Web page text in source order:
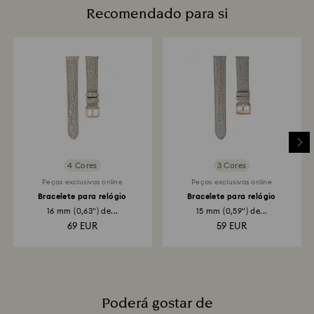
Qual é o tempo previsto para o processamento das
processamento da devolução. A transmissão do
reembolso dependerá das normas da instituição
financeira do cliente e a devolução do crédito
poderá demorar entre 3 e 7 dias úteis, através do
meio de pagamento utilizado para efetuar a
encomenda. O processo global de devolução e
Recomendado para si
4 Cores
Peças exclusivas online
Bracelete para relógio
16 mm (0,63") de...
69 EUR
3 Cores
Peças exclusivas online
Bracelete para relógio
15 mm (0,59") de...
59 EUR
Poderá gostar de